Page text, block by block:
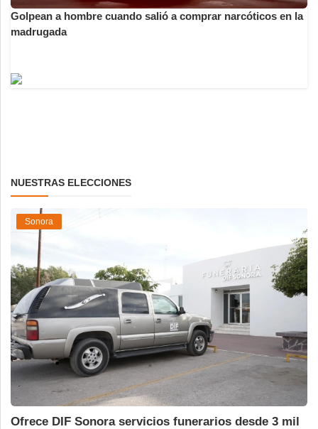
Golpean a hombre cuando salió a comprar narcóticos en la
madrugada
NUESTRAS ELECCIONES
Sonora
Ofrece DIF Sonora servicios funerarios desde 3 mil